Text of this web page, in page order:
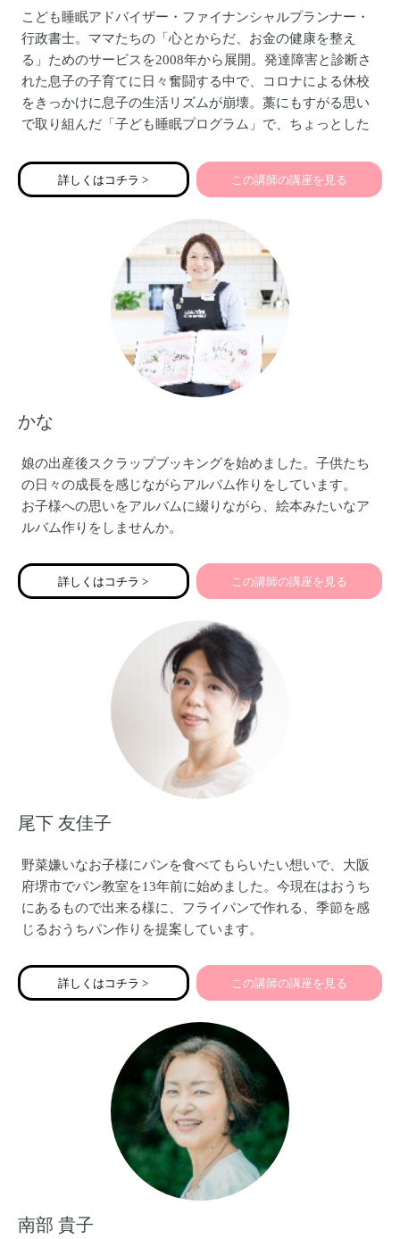
こども睡眠アドバイザー・ファイナンシャルプランナー・
行政書士。ママたちの「心とからだ、お金の健康を整え
る」ためのサービスを2008年から展開。発達障害と診断さ
れた息子の子育てに日々奮闘する中で、コロナによる休校
をきっかけに息子の生活リズムが崩壊。藁にもすがる思い
で取り組んだ「子ども睡眠プログラム」で、ちょっとした
の眠りを整えたら家族が整う」ということを実感し、私た
ち親子の体験をたくさんのママたちに知ってもらおうと
直し、ママの「わたし年金」のつくり方、相続手続きのサ
ポートなどもしています。
詳しくはコチラ > この講師の講座を見る
かな
娘の出産後スクラップブッキングを始めました。子供たち
の日々の成長を感じながらアルバム作りをしています。
お子様への思いをアルバムに綴りながら、絵本みたいなア
ルバム作りをしませんか。
詳しくはコチラ > この講師の講座を見る
尾下 友佳子
野菜嫌いなお子様にパンを食べてもらいたい想いで、大阪
府堺市でパン教室を13年前に始めました。今現在はおうち
にあるもので出来る様に、フライパンで作れる、季節を感
じるおうちパン作りを提案しています。
詳しくはコチラ > この講師の講座を見る
南部 貴子